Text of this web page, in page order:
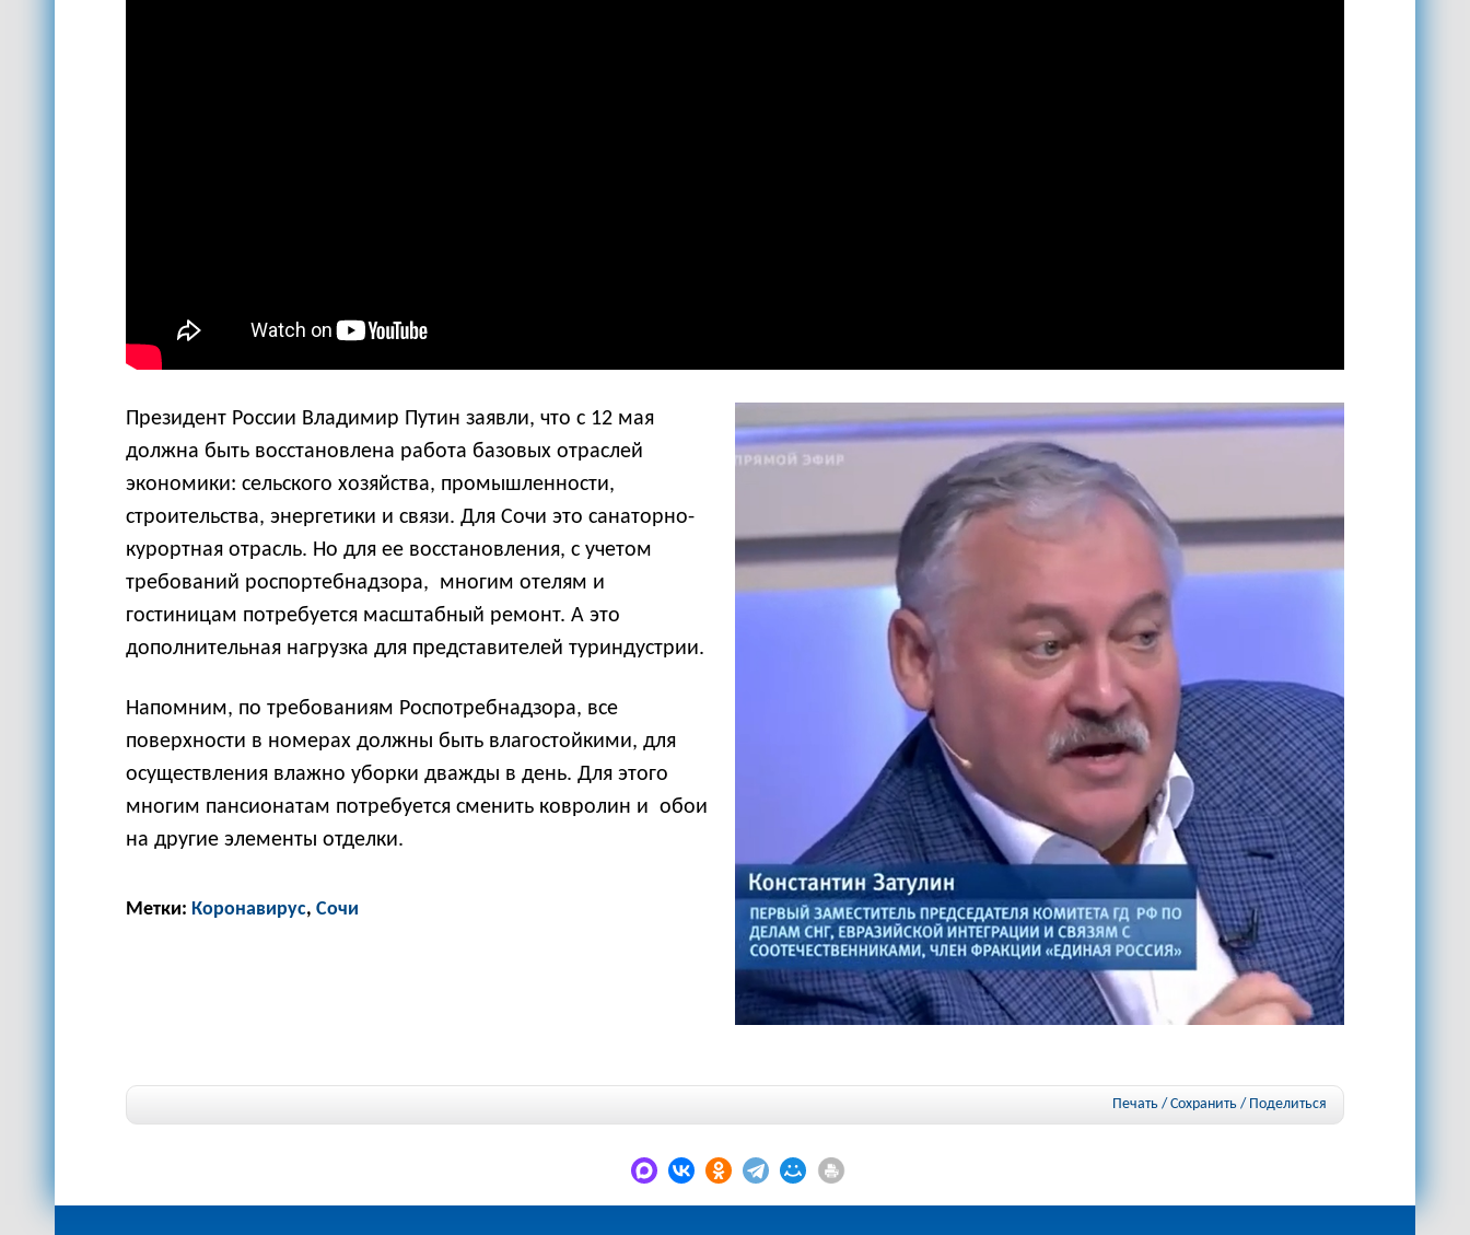
Президент России Владимир Путин заявли, что с 12 мая
должна быть восстановлена работа базовых отраслей
экономики: сельского хозяйства, промышленности,
строительства, энергетики и связи. Для Сочи это санаторно-
курортная отрасль. Но для ее восстановления, с учетом
требований роспортебнадзора, многим отелям и
гостиницам потребуется масштабный ремонт. А это
дополнительная нагрузка для представителей туриндустрии.
Напомним, по требованиям Роспотребнадзора, все
поверхности в номерах должны быть влагостойкими, для
осуществления влажно уборки дважды в день. Для этого
многим пансионатам потребуется сменить ковролин и обои
на другие элементы отделки.
Метки: Коронавирус, Сочи
Печать / Сохранить / Поделиться